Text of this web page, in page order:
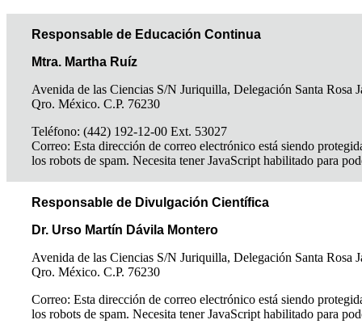
Responsable de Educación Continua
Mtra. Martha Ruíz
Avenida de las Ciencias S/N Juriquilla, Delegación Santa Rosa
Qro. México. C.P. 76230
Teléfono: (442) 192-12-00 Ext. 53027
Correo: Esta dirección de correo electrónico está siendo
los robots de spam. Necesita tener JavaScript habilitado para
Responsable de Divulgación Científica
Dr. Urso Martín Dávila Montero
Avenida de las Ciencias S/N Juriquilla, Delegación Santa Rosa
Qro. México. C.P. 76230
Correo: Esta dirección de correo electrónico está siendo
los robots de spam. Necesita tener JavaScript habilitado para